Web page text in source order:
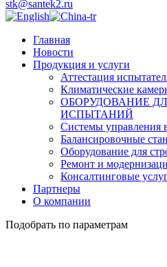
stk@santek2.ru
Главная
Новости
Продукция и услуги
Аттестация
Климатические
ОБОРУДОВАНИЕ
ИСПЫТАНИЙ
Системы управления
Балансировочные
Оборудование для
Ремонт и
Консалтинговые
Партнеры
О компании
Подобрать по параметрам